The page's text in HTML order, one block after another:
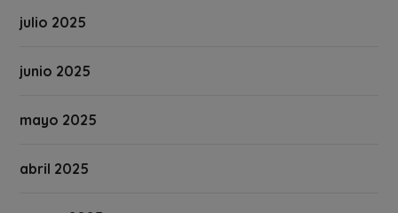
julio 2025
junio 2025
mayo 2025
abril 2025